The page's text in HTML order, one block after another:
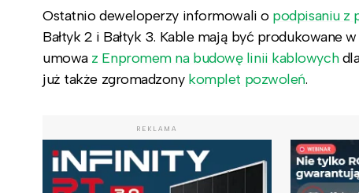
Ostatnio deweloperzy informowali o podpisaniu z
Bałtyk 2 i Bałtyk 3. Kable mają być produkowane
umowa z Enpromem na budowę linii kablowych
już także zgromadzony komplet pozwoleń.
REKLAMA